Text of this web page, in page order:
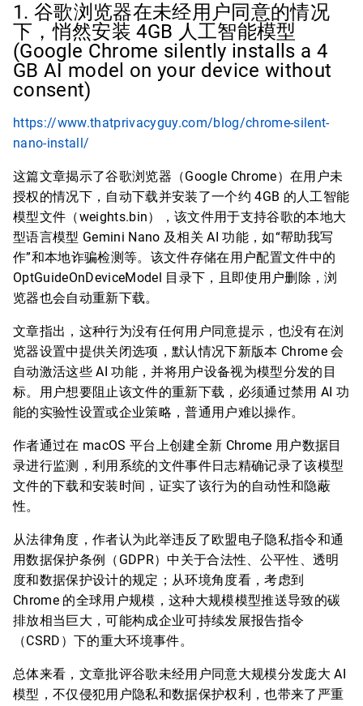
1. 谷歌浏览器在未经用户同意的情况
下，悄然安装 4GB 人工智能模型
(Google Chrome silently installs a 4
GB AI model on your device without
consent)
https://www.thatprivacyguy.com/blog/chrome-silent-
nano-install/
这篇文章揭示了谷歌浏览器（Google Chrome）在用户未
授权的情况下，自动下载并安装了一个约 4GB 的人工智能
模型文件（weights.bin），该文件用于支持谷歌的本地大
型语言模型 Gemini Nano 及相关 AI 功能，如“帮助我写
作”和本地诈骗检测等。该文件存储在用户配置文件中的
OptGuideOnDeviceModel 目录下，且即使用户删除，浏
览器也会自动重新下载。
文章指出，这种行为没有任何用户同意提示，也没有在浏
览器设置中提供关闭选项，默认情况下新版本 Chrome 会
自动激活这些 AI 功能，并将用户设备视为模型分发的目
标。用户想要阻止该文件的重新下载，必须通过禁用 AI 功
能的实验性设置或企业策略，普通用户难以操作。
作者通过在 macOS 平台上创建全新 Chrome 用户数据目
录进行监测，利用系统的文件事件日志精确记录了该模型
文件的下载和安装时间，证实了该行为的自动性和隐蔽
性。
从法律角度，作者认为此举违反了欧盟电子隐私指令和通
用数据保护条例（GDPR）中关于合法性、公平性、透明
度和数据保护设计的规定；从环境角度看，考虑到
Chrome 的全球用户规模，这种大规模模型推送导致的碳
排放相当巨大，可能构成企业可持续发展报告指令
（CSRD）下的重大环境事件。
总体来看，文章批评谷歌未经用户同意大规模分发庞大 AI
模型，不仅侵犯用户隐私和数据保护权利，也带来了严重